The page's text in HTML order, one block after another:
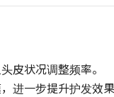
皮状况调整频率。
进一步提升护发效果